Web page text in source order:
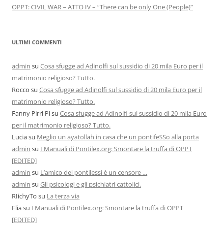
OPPT: CIVIL WAR – ATTO IV – “There can be only One (People)”
ULTIMI COMMENTI
admin su Cosa sfugge ad Adinolfi sul sussidio di 20 mila Euro per il
matrimonio religioso? Tutto.
Rocco su Cosa sfugge ad Adinolfi sul sussidio di 20 mila Euro per il
matrimonio religioso? Tutto.
Fanny Pirri Pisu Cosa sfugge ad Adinolfi sul sussidio di 20 mila Euro
per il matrimonio religioso? Tutto.
Luciasu Meglio un ayatollah in casa che un pontifeSSo alla porta
admin su I Manuali di Pontilex.org: Smontare la truffa di OPPT
[EDITED]
admin su L’amico dei pontilessi è un censore …
admin su Gli psicologi e gli psichiatri cattolici.
RIichyTo su La terza via
Eliasu I Manuali di Pontilex.org: Smontare la truffa di OPPT
[EDITED]